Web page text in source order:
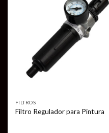
Add to
wishlist
FILTROS
Filtro Regulador para Pintura